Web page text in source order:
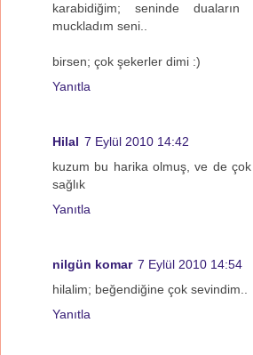
karabidiğim; seninde
muckladım seni..
birsen; çok şekerler dimi :)
Yanıtla
Hilal 7 Eylül 2010 14:42
kuzum bu harika olmuş, ve de
sağlık
Yanıtla
nilgün komar 7 Eylül 2010 14:54
hilalim; beğendiğine çok sevindim..
Yanıtla